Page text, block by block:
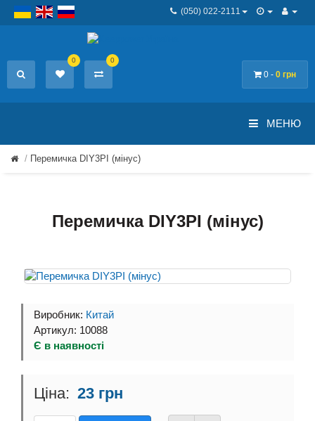
(050) 022-2111
0 - 0 грн
0 0
МЕНЮ
Перемичка DIY3PI (мінус)
Перемичка DIY3PI (мінус)
Виробник: Китай
Артикул: 10088
Є в наявності
23 грн